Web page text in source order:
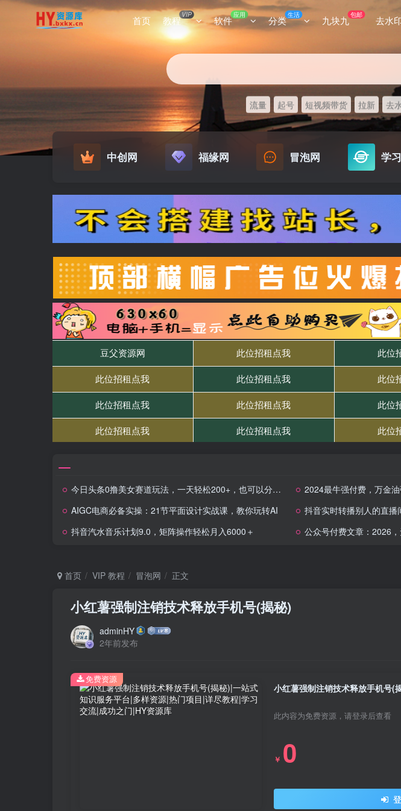
首页 教程VIP 软件 应用 分类生活 九块九包邮 去水
流量 起号 短视频带货 拉新 去
中创网 福缘网 冒泡网 学
今日头条0撸美女赛道玩法，一天轻松200+，也可以分发到小绿书 2024最牛强付费，万金油强付费玩
AIGC电商必备实操：21节平面设计实战课，教你玩转AI
抖音实时转播别人的直播间
抖音汽水音乐计划9.0，矩阵操作轻松月入6000＋
公众号付费文章：2026，无
首页 VIP 教程 冒泡网 正文
小红薯强制注销技术释放手机号(揭秘)
adminHY
2年前发布
小红薯强制注销技术释放手机号(
此内容为免费资源，请登录后查看
￥ 0
免费资源